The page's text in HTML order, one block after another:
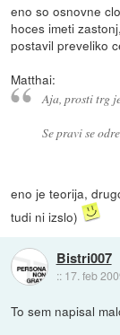
eno so osnovne
hoces imeti
postavil preveliko
Matthai:
Aja, prosti trg
Se pravi se
eno je teorija,
tudi ni izslo)
Bistri007
:: 17. feb
To sem napisal